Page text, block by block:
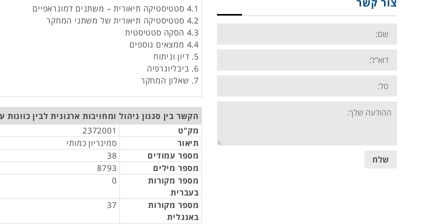
4.1 סטטיסטיקה תיאורית – משתנים דמוגראפיים
4.2 סטטיסטיקה תיאורית של משתני המחקר
4.3 הסקה סטטיסטית
4.4 ממצאים נוספים
5. דיון וניתוח
6. ביבליוגרפיה
7. שאלון המחקר
הקשר בין סגנון ניהול ומחויבות ארגונית לבין כוונות
מק"ט
2372001
תיאור
סמינריון כמותי
מספר עמודים
38
מספר מילים
8793
מספר מקורות
בעברית
0
מספר מקורות
באנגלית
37
צור קשר
Name:
Email:
Tel:
Your
message:
שלח